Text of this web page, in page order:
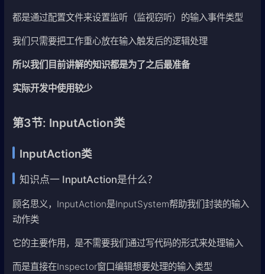
都是通过配置文件来设置监听（监视窃听）的输入事件类型
我们只需要把工作重心放在输入触发后的逻辑处理
所以我们目前讲解的知识都是为了之后最准备
实际开发中使用较少
第3节: InputAction类
InputAction类
知识点一 InputAction是什么？
顾名思义，InputAction是InputSystem帮助我们封装的输入
动作类
它的主要作用，是不需要我们通过写代码的形式来处理输入
而是直接在Inspector窗口编辑想要处理的输入类型